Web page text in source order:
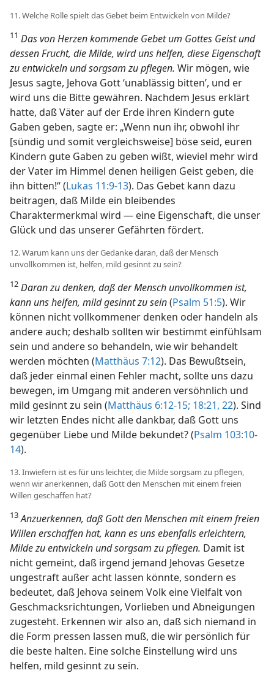
11. Welche Rolle spielt das Gebet beim Entwickeln von Milde?
11 Das von Herzen kommende Gebet um Gottes Geist und
dessen Frucht, die Milde, wird uns helfen, diese Eigenschaft
zu entwickeln und sorgsam zu pflegen. Wir mögen, wie
Jesus sagte, Jehova Gott ‘unablässig bitten’, und er
wird uns die Bitte gewähren. Nachdem Jesus erklärt
hatte, daß Väter auf der Erde ihren Kindern gute
Gaben geben, sagte er: „Wenn nun ihr, obwohl ihr
[sündig und somit vergleichsweise] böse seid, euren
Kindern gute Gaben zu geben wißt, wieviel mehr wird
der Vater im Himmel denen heiligen Geist geben, die
ihn bitten!“ (Lukas 11:9-13). Das Gebet kann dazu
beitragen, daß Milde ein bleibendes
Charaktermerkmal wird — eine Eigenschaft, die unser
Glück und das unserer Gefährten fördert.
12. Warum kann uns der Gedanke daran, daß der Mensch
unvollkommen ist, helfen, mild gesinnt zu sein?
12 Daran zu denken, daß der Mensch unvollkommen ist,
kann uns helfen, mild gesinnt zu sein(Psalm 51:5). Wir
können nicht vollkommener denken oder handeln als
andere auch; deshalb sollten wir bestimmt einfühlsam
sein und andere so behandeln, wie wir behandelt
werden möchten (Matthäus 7:12). Das Bewußtsein,
daß jeder einmal einen Fehler macht, sollte uns dazu
bewegen, im Umgang mit anderen versöhnlich und
mild gesinnt zu sein (Matthäus 6:12-15; 18:21, 22). Sind
wir letzten Endes nicht alle dankbar, daß Gott uns
gegenüber Liebe und Milde bekundet? (Psalm 103:10-
14).
13. Inwiefern ist es für uns leichter, die Milde sorgsam zu pflegen,
wenn wir anerkennen, daß Gott den Menschen mit einem freien
Willen geschaffen hat?
13 Anzuerkennen, daß Gott den Menschen mit einem freien
Willen erschaffen hat, kann es uns ebenfalls erleichtern,
Milde zu entwickeln und sorgsam zu pflegen. Damit ist
nicht gemeint, daß irgend jemand Jehovas Gesetze
ungestraft außer acht lassen könnte, sondern es
bedeutet, daß Jehova seinem Volk eine Vielfalt von
Geschmacksrichtungen, Vorlieben und Abneigungen
zugesteht. Erkennen wir also an, daß sich niemand in
die Form pressen lassen muß, die wir persönlich für
die beste halten. Eine solche Einstellung wird uns
helfen, mild gesinnt zu sein.